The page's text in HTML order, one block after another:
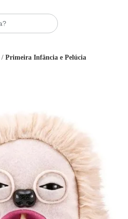
/ Primeira Infância e Pelúcia